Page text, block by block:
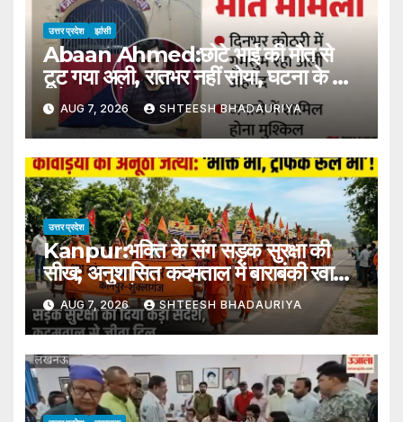
उत्तर प्रदेश झांसी
Abaan Ahmed:छोटे भाई की मौत से
टूट गया अली, रातभर नहीं सोया, घटना के बारे
में अफसर से पूछता रहा – Ali Is
Devastated By The Death Of
His Younger Brother Abaan
AUG 7, 2026 SHTEESH BHADAURIYA
उत्तर प्रदेश
Kanpur:भक्ति के संग सड़क सुरक्षा की
सीख; अनुशासित कदमताल में बाराबंकी रवाना
हुआ कांवड़ियों का बड़ा जत्था – Kanpur-
kanwar-yatra-road-safety-
message-lodheshwar-
mahadev
AUG 7, 2026 SHTEESH BHADAURIYA